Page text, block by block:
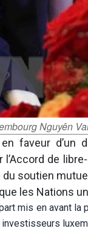
Nguyên
faveur
de
du soutien
les Nations
mis en avant